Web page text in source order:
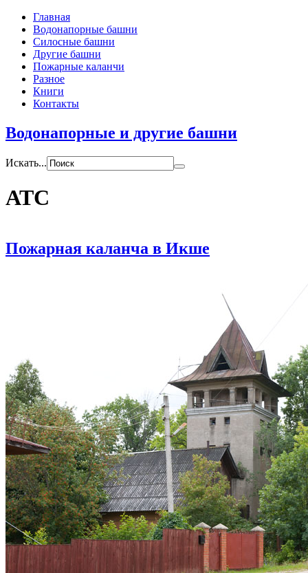
Главная
Водонапорные башни
Силосные башни
Другие башни
Пожарные каланчи
Разное
Книги
Контакты
Водонапорные и другие башни
Искать...
АТС
Пожарная каланча в Икше